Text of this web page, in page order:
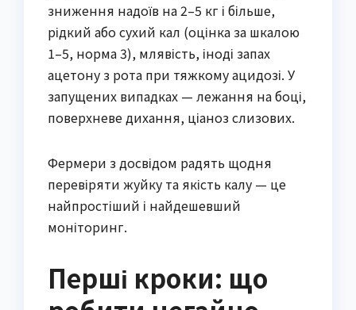
зниження надоїв на 2–5 кг і більше,
рідкий або сухий кал (оцінка за шкалою
1–5, норма 3), млявість, іноді запах
ацетону з рота при тяжкому ацидозі. У
запущених випадках — лежання на боці,
поверхневе дихання, ціаноз слизових.
Фермери з досвідом радять щодня
перевіряти жуйку та якість калу — це
найпростіший і найдешевший
моніторинг.
Перші кроки: що